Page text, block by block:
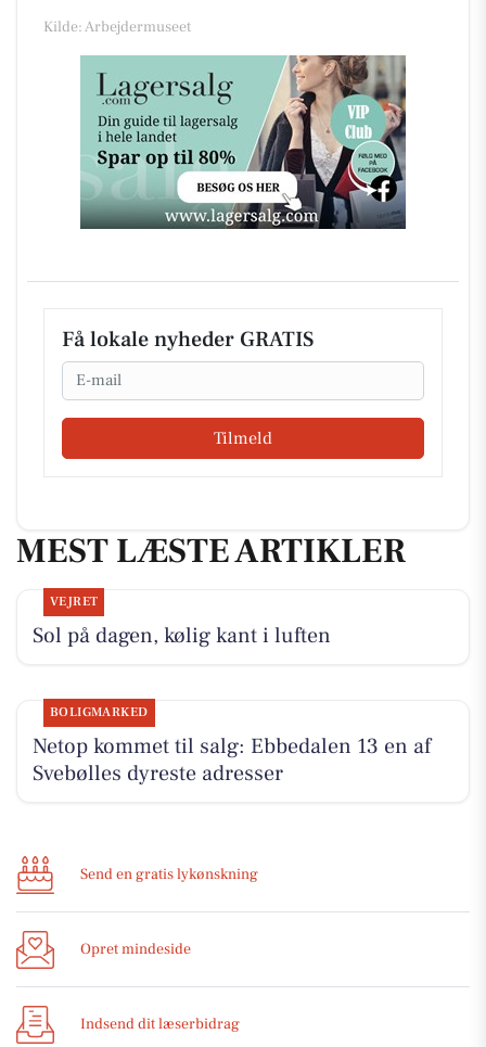
Kilde: Arbejdermuseet
Få lokale nyheder GRATIS
Email
Tilmeld
MEST LÆSTE ARTIKLER
VEJRET
Sol på dagen, kølig kant i luften
BOLIGMARKED
Netop kommet til salg: Ebbedalen 13 en af
Svebølles dyreste adresser
Send en gratis lykønskning
Opret mindeside
Indsend dit læserbidrag